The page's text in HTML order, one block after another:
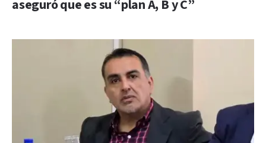
aseguró que es su “plan A, B y C”